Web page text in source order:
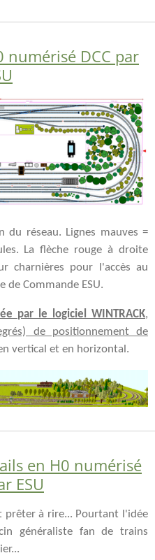
numérisé DCC par
du réseau. Lignes mauves =
La flèche rouge à droite
charnières pour l'accès au
de Commande ESU.
par le logiciel WINTRACK,
de positionnement de
vertical et en horizontal.
en H0 numérisé
ESU
prêter à rire... Pourtant l'idée
généraliste fan de trains